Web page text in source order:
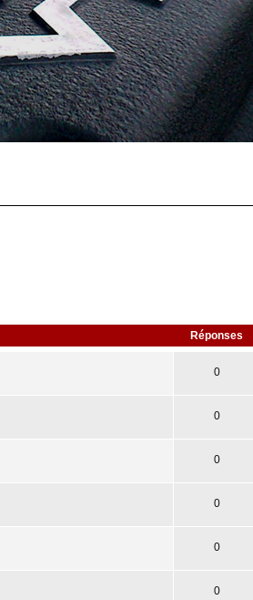
Réponses
0
0
0
0
0
0